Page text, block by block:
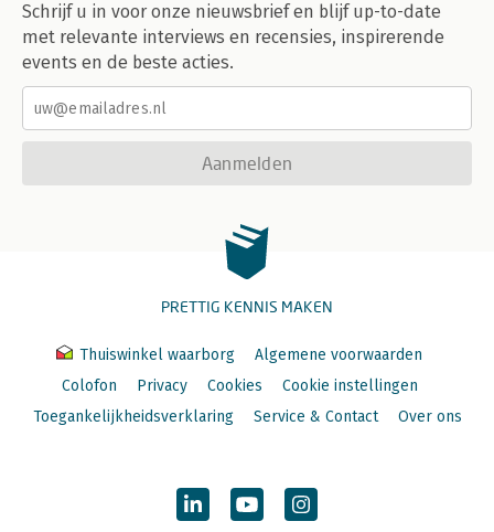
Schrijf u in voor onze nieuwsbrief en blijf up-to-date
met relevante interviews en recensies, inspirerende
events en de beste acties.
Aanmelden
PRETTIG KENNIS MAKEN
Thuiswinkel waarborg
Algemene voorwaarden
Colofon
Privacy Cookies
Cookie instellingen
Toegankelijkheidsverklaring
Service & Contact Over ons